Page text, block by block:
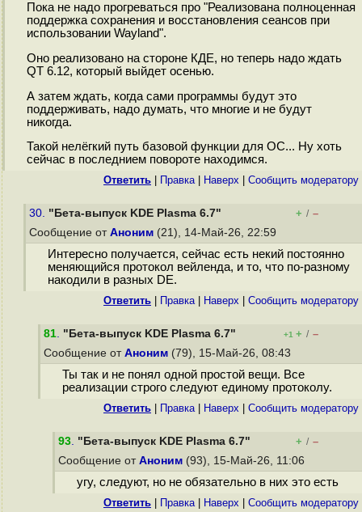
Пока не надо прогреваться про "Реализована полноценная
поддержка сохранения и восстановления сеансов при
использовании Wayland".
Оно реализовано на стороне КДЕ, но теперь надо ждать
QT 6.12, который выйдет осенью.
А затем ждать, когда сами программы будут это
поддерживать, надо думать, что многие и не будут
никогда.
Такой нелёгкий путь базовой функции для ОС... Ну хоть
сейчас в последнием повороте находимся.
Ответить Правка| Наверх Cообщить модератору
30. "Бета-выпуск KDE Plasma 6.7" + / –
Сообщение от Аноним (21), 14-Май-26, 22:59
Интересно получается, сейчас есть некий постоянно
меняющийся протокол вейленда, и то, что по-разному
накодили в разных DE.
Ответить Правка| Наверх Cообщить модератору
81. "Бета-выпуск KDE Plasma 6.7" +1 + / –
Сообщение от Аноним (79), 15-Май-26, 08:43
Ты так и не понял одной простой вещи. Все
реализации строго следуют единому протоколу.
Ответить Правка| Наверх Cообщить модератору
93. "Бета-выпуск KDE Plasma 6.7" + / –
Сообщение от Аноним (93), 15-Май-26, 11:06
угу, следуют, но не обязательно в них это есть
Ответить Правка| Наверх Cообщить модератору